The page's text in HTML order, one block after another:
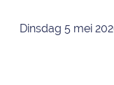
Dinsdag 5 mei